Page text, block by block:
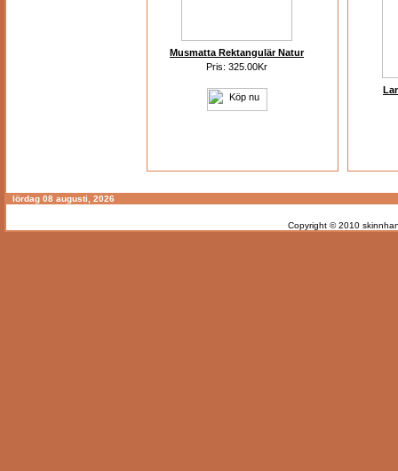
Musmatta Rektangulär Natur
Pris: 325.00Kr
lördag 08 augusti, 2026
Copyright © 2010